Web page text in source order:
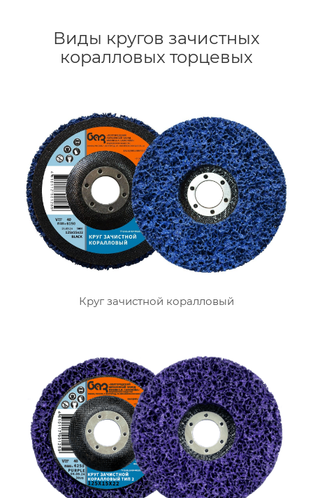
Виды кругов зачистных
коралловых торцевых
Круг зачистной коралловый